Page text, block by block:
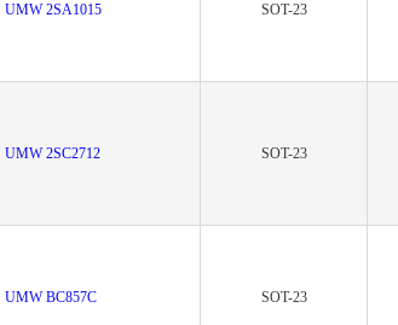
UMW 2SA1015 SOT-23
UMW 2SC2712 SOT-23
UMW BC857C SOT-23